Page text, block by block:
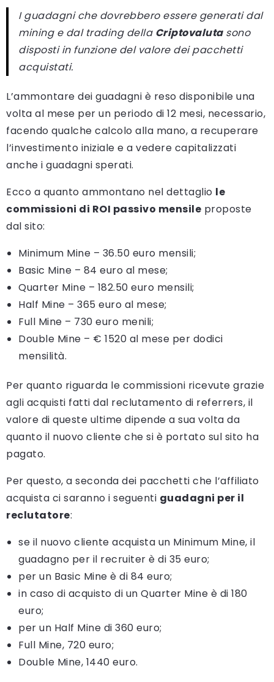
I guadagni che dovrebbero essere generati dal
mining e dal trading della Criptovalutasono
disposti in funzione del valore dei pacchetti
acquistati.
L’ammontare dei guadagni è reso disponibile una
volta al mese per un periodo di 12 mesi, necessario,
facendo qualche calcolo alla mano, a recuperare
l’investimento iniziale e a vedere capitalizzati
anche i guadagni sperati.
Ecco a quanto ammontano nel dettaglio le
commissioni di ROI passivo mensile proposte
dal sito:
Minimum Mine – 36.50 euro mensili;
Basic Mine – 84 euro al mese;
Quarter Mine – 182.50 euro mensili;
Half Mine – 365 euro al mese;
Full Mine – 730 euro menili;
Double Mine – € 1520 al mese per dodici
mensilità.
Per quanto riguarda le commissioni ricevute grazie
agli acquisti fatti dal reclutamento di referrers, il
valore di queste ultime dipende a sua volta da
quanto il nuovo cliente che si è portato sul sito ha
pagato.
Per questo, a seconda dei pacchetti che l’affiliato
acquista ci saranno i seguenti guadagni per il
reclutatore:
se il nuovo cliente acquista un Minimum Mine, il
guadagno per il recruiter è di 35 euro;
per un Basic Mine è di 84 euro;
in caso di acquisto di un Quarter Mine è di 180
euro;
per un Half Mine di 360 euro;
Full Mine, 720 euro;
Double Mine, 1440 euro.